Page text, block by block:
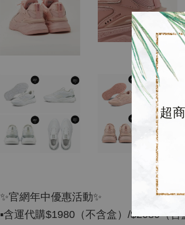
超
✨官網年中優惠活動✨
▪️含運代購$1980（不含盒）/$2080（含